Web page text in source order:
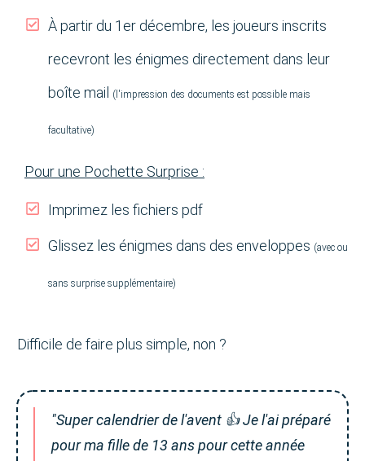
À partir du 1er décembre, les joueurs inscrits
recevront les énigmes directement dans leur
boîte mail (l'impression des documents est possible mais
facultative)
Pour une Pochette Surprise :
Imprimez les fichiers pdf
Glissez les énigmes dans des enveloppes (avec ou
sans surprise supplémentaire)
Difficile de faire plus simple, non ?
"Super calendrier de l'avent 👍 Je l'ai préparé
pour ma fille de 13 ans pour cette année